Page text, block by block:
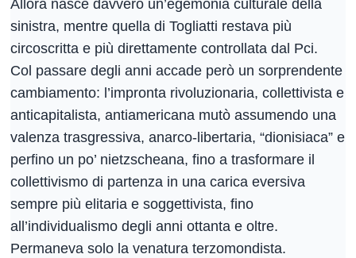
Allora nasce davvero un’egemonia culturale della
sinistra, mentre quella di Togliatti restava più
circoscritta e più direttamente controllata dal Pci.
Col passare degli anni accade però un sorprendente
cambiamento: l’impronta rivoluzionaria, collettivista e
anticapitalista, antiamericana mutò assumendo una
valenza trasgressiva, anarco-libertaria, “dionisiaca” e
perfino un po’ nietzscheana, fino a trasformare il
collettivismo di partenza in una carica eversiva
sempre più elitaria e soggettivista, fino
all’individualismo degli anni ottanta e oltre.
Permaneva solo la venatura terzomondista.